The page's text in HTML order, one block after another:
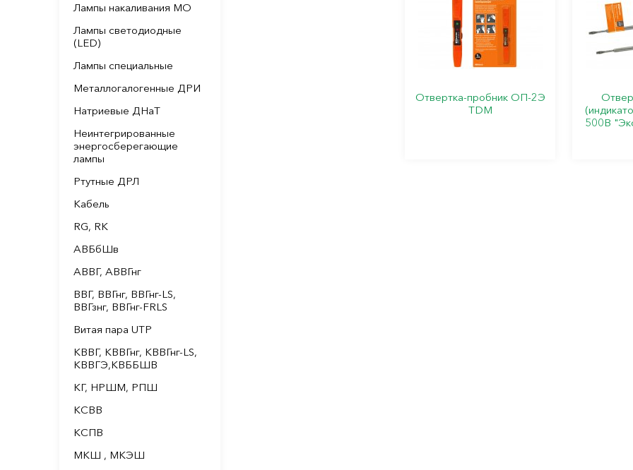
Лампы накаливания МО
Лампы светодиодные
(LED)
Лампы специальные
Металлогалогенные ДРИ
Натриевые ДНаТ
Неинтегрированные
энергосберегающие
лампы
Ртутные ДРЛ
Кабель
RG, RK
АВБбШв
АВВГ, АВВГнг
ВВГ, ВВГнг, ВВГнг-LS,
ВВГзнг, ВВГнг-FRLS
Витая пара UTP
КВВГ, КВВГнг, КВВГнг-LS,
КВВГЭ,КВББШВ
КГ, НРШМ, РПШ
КСВВ
КСПВ
МКШ , МКЭШ
Отвертка-пробник ОП-2Э
TDM
500В